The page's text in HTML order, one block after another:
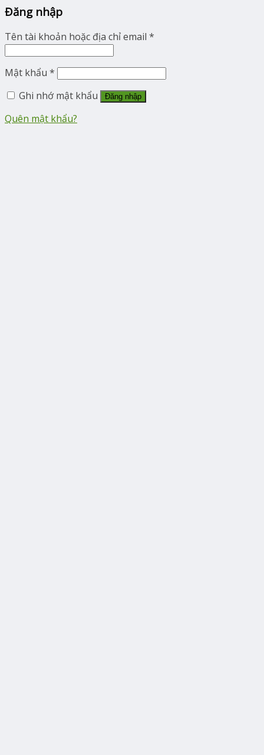
Đăng nhập
Tên tài khoản hoặc địa chỉ email *
Mật khẩu *
Ghi nhớ mật khẩu
Đăng nhập
Quên mật khẩu?